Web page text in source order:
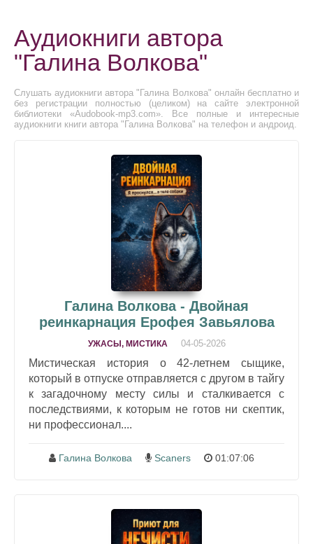
Аудиокниги автора
"Галина Волкова"
Слушать аудиокниги автора "Галина Волкова" онлайн бесплатно и
без регистрации полностью (целиком) на сайте электронной
библиотеки «Audobook-mp3.com». Все полные и интересные
аудиокниги книги автора "Галина Волкова" на телефон и андроид.
Галина Волкова - Двойная
реинкарнация Ерофея Завьялова
УЖАСЫ, МИСТИКА 04-05-2026
Мистическая история о 42‑летнем сыщике,
который в отпуске отправляется с другом в тайгу
к загадочному месту силы и сталкивается с
последствиями, к которым не готов ни скептик,
ни профессионал....
Галина Волкова Scaners 01:07:06